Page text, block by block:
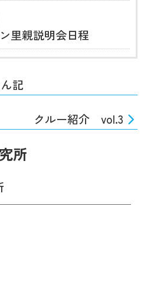
里親説明会日程
記
クルー紹介 vol.3
所